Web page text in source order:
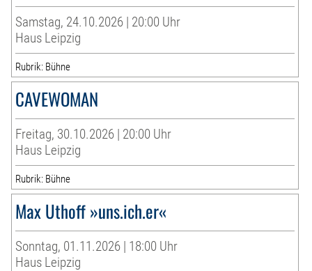
Samstag, 24.10.2026 | 20:00 Uhr
Haus Leipzig
Rubrik: Bühne
CAVEWOMAN
Freitag, 30.10.2026 | 20:00 Uhr
Haus Leipzig
Rubrik: Bühne
Max Uthoff »uns.ich.er«
Sonntag, 01.11.2026 | 18:00 Uhr
Haus Leipzig